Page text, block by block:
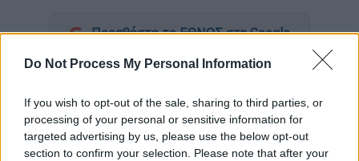
Do Not Process My Personal Information
If you wish to opt-out of the sale, sharing to third parties, or
processing of your personal or sensitive information for
targeted advertising by us, please use the below opt-out
section to confirm your selection. Please note that after your
Προσθέστε το ΕΘΝΟΣ στη Google
Κινηματογραφική καταδίωξη
Κυριακής στηνΑττική Οδό, μεπεριπολικά
καιμοτοσικλετιστέςτης ομάδας ΔΙΑΣ να
καταδιώκουν μια Porsche.